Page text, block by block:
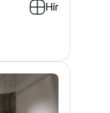
Hír